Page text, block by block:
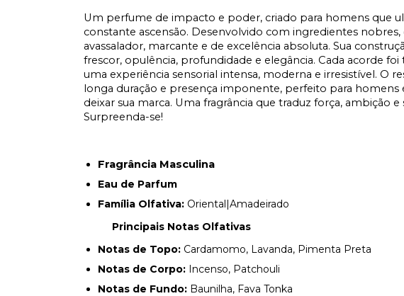
Um perfume de impacto e poder, criado para homens que
constante ascensão. Desenvolvido com ingredientes
avassalador, marcante e de excelência absoluta. Sua
frescor, opulência, profundidade e elegância. Cada acorde
uma experiência sensorial intensa, moderna e irresistível. O
longa duração e presença imponente, perfeito para homens
deixar sua marca. Uma fragrância que traduz força, ambição
Surpreenda-se!
Fragrância Masculina
Eau de Parfum
Família Olfativa: Oriental|Amadeirado
Principais Notas Olfativas
Notas de Topo: Cardamomo, Lavanda, Pimenta Preta
Notas de Corpo: Incenso, Patchouli
Notas de Fundo: Baunilha, Fava Tonka